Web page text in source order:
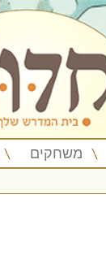
משחקים